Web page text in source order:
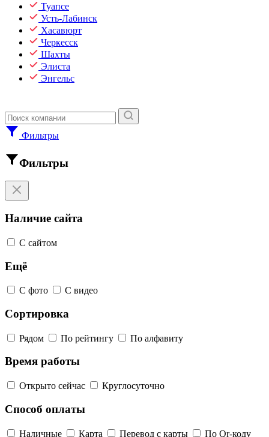
Туапсе
Усть-Лабинск
Хасавюрт
Черкесск
Шахты
Элиста
Энгельс
Фильтры
Фильтры
Наличие сайта
С сайтом
Ещё
С фото С видео
Сортировка
Рядом По рейтингу По алфавиту
Время работы
Открыто сейчас Круглосуточно
Способ оплаты
Наличные Карта Перевод с карты По Qr-коду